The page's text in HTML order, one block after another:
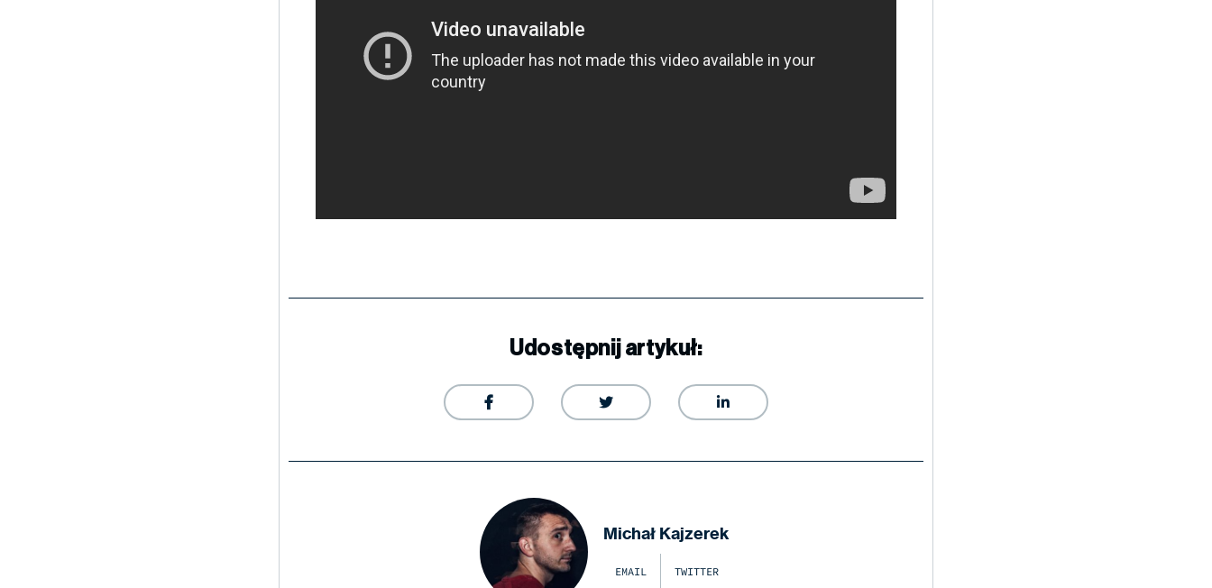
Udostępnij artykuł:
  
Michał Kajzerek
EMAIL TWITTER